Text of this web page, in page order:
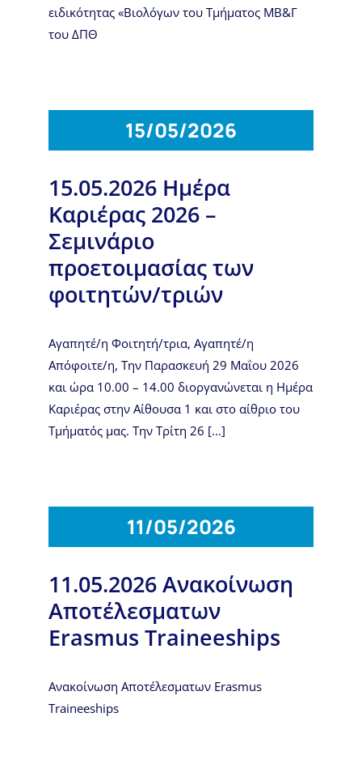
ειδικότητας «Βιολόγων του Τμήματος ΜΒ&Γ
του ΔΠΘ
15/05/2026
15.05.2026 Ημέρα
Καριέρας 2026 –
Σεμινάριο
προετοιμασίας των
φοιτητών/τριών
Αγαπητέ/η Φοιτητή/τρια, Αγαπητέ/η
Απόφοιτε/η, Την Παρασκευή 29 Μαΐου 2026
και ώρα 10.00 – 14.00 διοργανώνεται η Ημέρα
Καριέρας στην Αίθουσα 1 και στο αίθριο του
Τμήματός μας. Την Τρίτη 26 [...]
11/05/2026
11.05.2026 Ανακοίνωση
Αποτέλεσματων
Erasmus Traineeships
Ανακοίνωση Αποτέλεσματων Erasmus
Traineeships